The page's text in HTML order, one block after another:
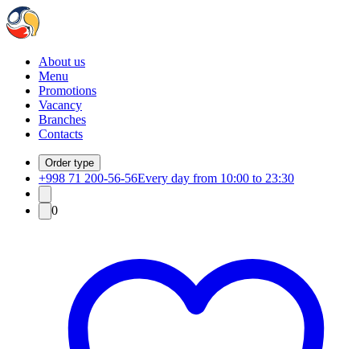
About us
Menu
Promotions
Vacancy
Branches
Contacts
Order type
+998 71 200-56-56Every day from 10:00 to 23:30
0